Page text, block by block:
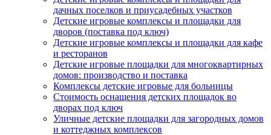
дачных поселков и приусадебных участков
Детские игровые комплексы и площадки для
дворов (поставка под ключ)
Детские игровые комплексы и площадки для кафе
и ресторанов
Детские игровые площадки для многоквартирных
домов: производство и поставка
Комплексы детские игровые для больницы
Стоимость оснащения детских площадок во
дворах под ключ
Уличные детские площадки для загородных домов
и коттеджных комплексов